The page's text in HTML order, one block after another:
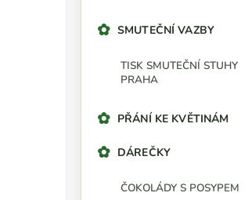
SMUTEČNÍ VAZBY
TISK SMUTEČNÍ STUHY
PRAHA
PŘÁNÍ KE KVĚTINÁM
DÁREČKY
ČOKOLÁDY S POSYPEM